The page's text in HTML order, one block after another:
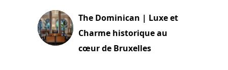
The Dominican | Luxe et
Charme historique au
cœur de Bruxelles